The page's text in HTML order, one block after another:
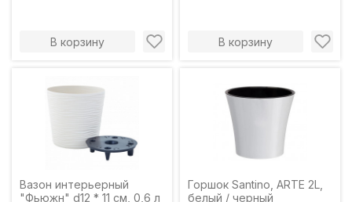
В корзину В корзину
Вазон интерьерный
"Фьюжн" d12 * 11 см, 0,6 л
Горшок Santino, ARTE 2L,
белый / черный